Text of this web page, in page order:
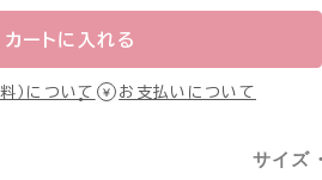
カートに入れる
）について お支払いについて
サイズ